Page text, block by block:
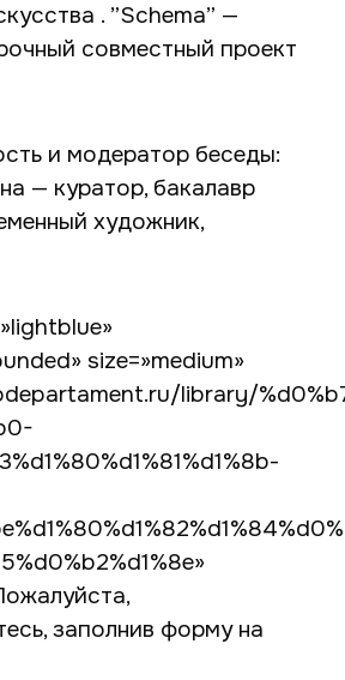
. ”Schema” —
совместный проект
и модератор беседы:
— куратор, бакалавр
художник,
size=»medium»
library/
заполнив форму на